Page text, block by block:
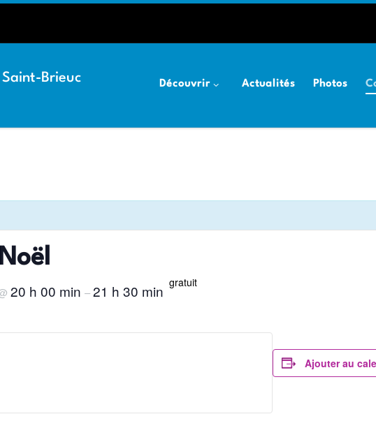
Brieuc Découvrir Actualités Photos
20 h 00 min –21 h 30 min gratuit
Ajouter au